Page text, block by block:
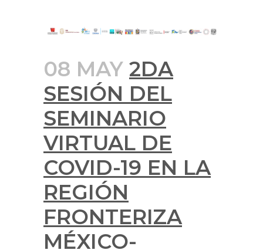
08 MAY 2DA
SESIÓN DEL
SEMINARIO
VIRTUAL DE
COVID-19 EN LA
REGIÓN
FRONTERIZA
MÉXICO-